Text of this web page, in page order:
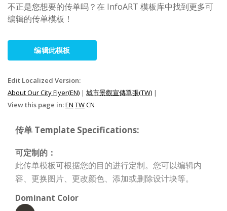
不正是您想要的传单吗？在 InfoART 模板库中找到更多可
编辑的传单模板！
编辑此模板
Edit Localized Version:
About Our City Flyer(EN) | 城市景觀宣傳單張(TW) |
View this page in:EN TWCN
传单 Template Specifications:
可定制的：
此传单模板可根据您的目的进行定制。您可以编辑内
容、更换图片、更改颜色、添加或删除设计块等。
Dominant Color